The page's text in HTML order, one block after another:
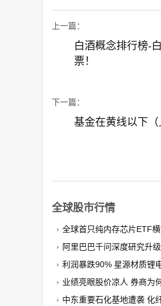
上一篇：
白酒概念排行榜-
票！
下一篇：
基金在黄线以下（
全球股市行情
全球首只纯内存芯片ETF
阿里巴巴千问深度研究升
利润暴跌90% 星源材质锂
业绩亮眼股价凉人 券商为
中东重要石化基地遭袭 化